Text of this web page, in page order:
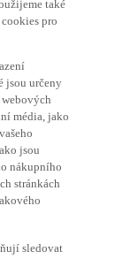
pro
určeny
webových
média, jako
jsou
nákupního
stránkách